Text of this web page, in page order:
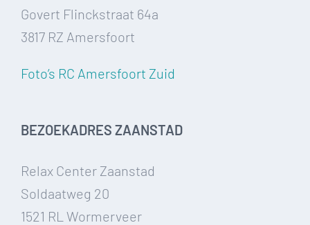
Govert Flinckstraat 64a
3817 RZ Amersfoort
Foto’s RC Amersfoort Zuid
BEZOEKADRES ZAANSTAD
Relax Center Zaanstad
Soldaatweg 20
1521 RL Wormerveer